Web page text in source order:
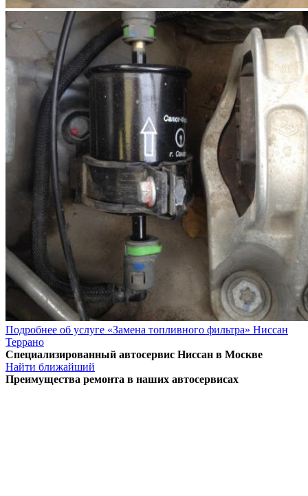
Подробнее об услуге «Замена топливного фильтра» Ниссан
Террано
Специализированный автосервис Ниссан в Москве
Найти ближайший
Преимущества ремонта в наших автосервисах